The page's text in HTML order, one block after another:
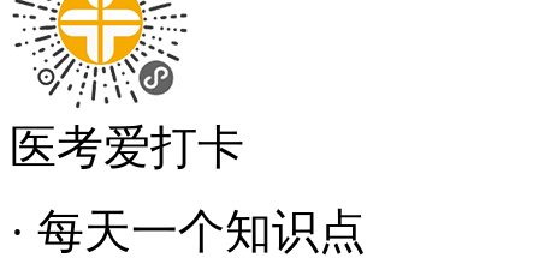
医考爱打卡
· 每天一个知识点